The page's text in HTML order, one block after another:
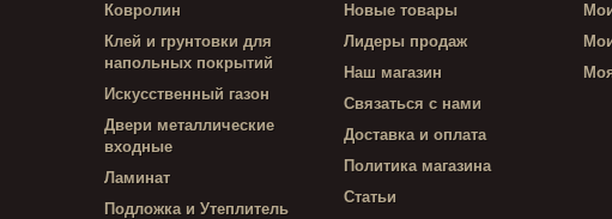
Ковролин
Клей и грунтовки для
напольных покрытий
Искусственный газон
Двери металлические
входные
Ламинат
Подложка и Утеплитель
Новые товары
Лидеры продаж
Наш магазин
Связаться с нами
Доставка и оплата
Политика магазина
Статьи